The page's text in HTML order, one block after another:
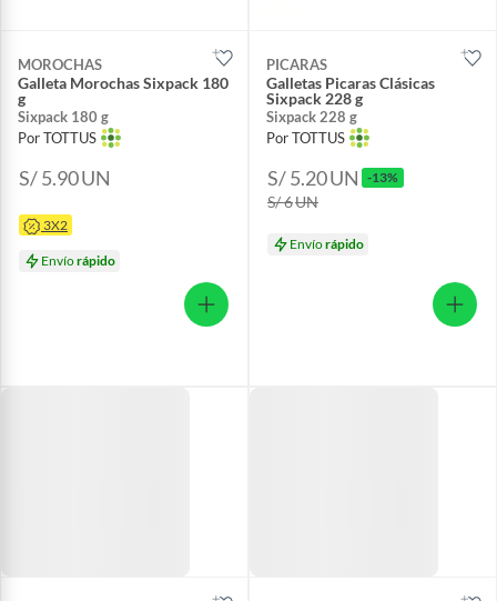
MOROCHAS
Galleta Morochas Sixpack 180
g
Sixpack 180 g
Por TOTTUS
S/ 5.90UN
3X2
Envíorápido
PICARAS
Galletas Picaras Clásicas
Sixpack 228 g
Sixpack 228 g
Por TOTTUS
S/ 5.20UN -13%
S/ 6UN
Envíorápido